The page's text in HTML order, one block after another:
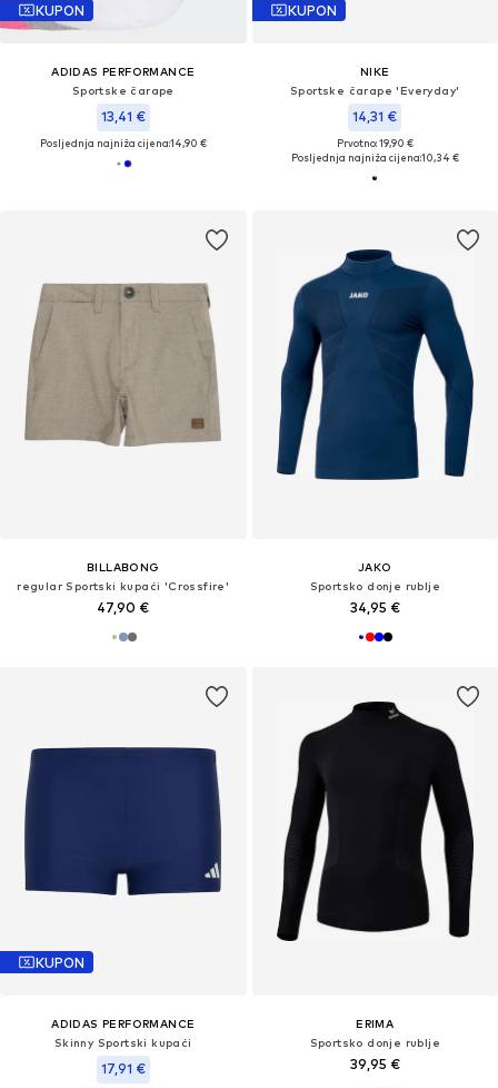
KUPON
ADIDAS PERFORMANCE
Sportske čarape
13,41 €
Posljednja najniža cijena:14,90 €
KUPON
NIKE
Sportske čarape 'Everyday'
14,31 €
Prvotno: 19,90 €
Posljednja najniža cijena:10,34 €
BILLABONG
regular Sportski kupaći 'Crossfire'
47,90 €
JAKO
Sportsko donje rublje
34,95 €
KUPON
ADIDAS PERFORMANCE
Skinny Sportski kupaći
17,91 €
ERIMA
Sportsko donje rublje
39,95 €